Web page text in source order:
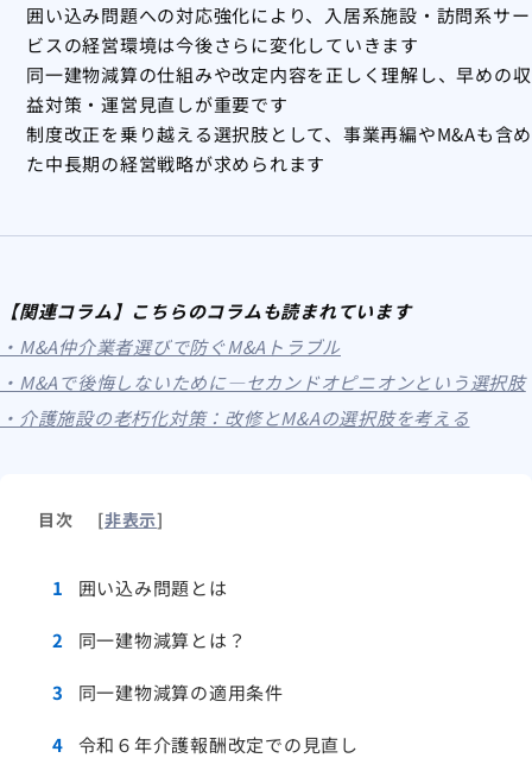
囲い込み問題への対応強化により、入居系施設・訪問系サー
ビスの経営環境は今後さらに変化していきます
同一建物減算の仕組みや改定内容を正しく理解し、早めの収
益対策・運営見直しが重要です
制度改正を乗り越える選択肢として、事業再編やM&Aも含め
た中長期の経営戦略が求められます
【関連コラム】こちらのコラムも読まれています
・M&A仲介業者選びで防ぐM&Aトラブル
・M&Aで後悔しないために―セカンドオピニオンという選択肢
・介護施設の老朽化対策：改修とM&Aの選択肢を考える
目次 [非表示]
1 囲い込み問題とは
2 同一建物減算とは？
3 同一建物減算の適用条件
4 令和６年介護報酬改定での見直し